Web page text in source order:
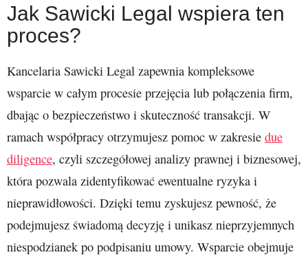
Jak Sawicki Legal wspiera ten
proces?
Kancelaria Sawicki Legal zapewnia kompleksowe
wsparcie w całym procesie przejęcia lub połączenia firm,
dbając o bezpieczeństwo i skuteczność transakcji. W
ramach współpracy otrzymujesz pomoc w zakresie due
diligence, czyli szczegółowej analizy prawnej i biznesowej,
która pozwala zidentyfikować ewentualne ryzyka i
nieprawidłowości. Dzięki temu zyskujesz pewność, że
podejmujesz świadomą decyzję i unikasz nieprzyjemnych
niespodzianek po podpisaniu umowy. Wsparcie obejmuje